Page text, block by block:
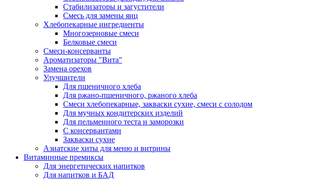
Стабилизаторы и загустители
Смесь для замены яиц
Хлебопекарные ингредиенты
Многозерновые смеси
Белковые смеси
Смеси-консерванты
Ароматизаторы "Вита"
Замена орехов
Улучшители
Для пшеничного хлеба
Для ржано-пшеничного, ржаного хлеба
Смеси хлебопекарные, закваски сухие, смеси с солодом
Для мучных кондитерских изделий
Для пельменного теста и заморозки
С консервантами
Закваски сухие
Азиатские хиты для меню и витрины
Витаминные премиксы
Для энергетических напитков
Для напитков и БАД